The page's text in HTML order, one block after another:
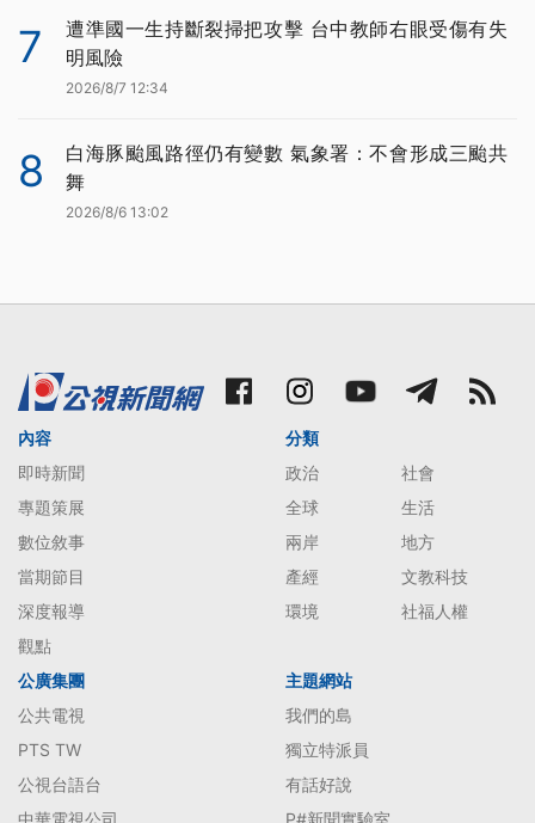
7
遭準國一生持斷裂掃把攻擊 台中教師右眼受傷有失
明風險
2026/8/7 12:34
8
白海豚颱風路徑仍有變數 氣象署：不會形成三颱共
舞
2026/8/6 13:02
內容
即時新聞
專題策展
數位敘事
當期節目
深度報導
觀點
分類
政治
社會
全球
生活
兩岸
地方
產經
文教科技
環境
社福人權
公廣集團
公共電視
PTS TW
公視台語台
主題網站
我們的島
獨立特派員
有話好說